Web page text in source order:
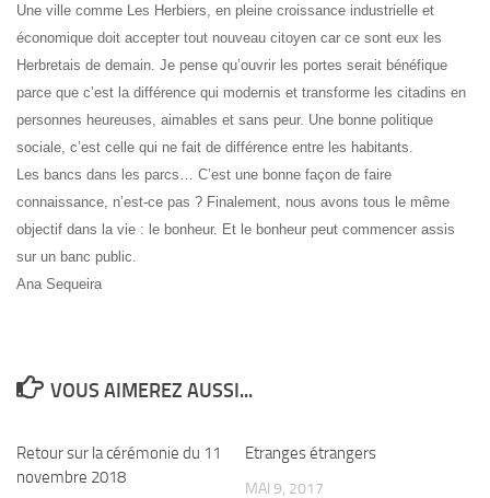
Une ville comme Les Herbiers, en pleine croissance industrielle et
économique doit accepter tout nouveau citoyen car ce sont eux les
Herbretais de demain. Je pense qu’ouvrir les portes serait bénéfique
parce que c’est la différence qui modernis et transforme les citadins en
personnes heureuses, aimables et sans peur. Une bonne politique
sociale, c’est celle qui ne fait de différence entre les habitants.
Les bancs dans les parcs… C’est une bonne façon de faire
connaissance, n’est-ce pas ? Finalement, nous avons tous le même
objectif dans la vie : le bonheur. Et le bonheur peut commencer assis
sur un banc public.
Ana Sequeira
VOUS AIMEREZ AUSSI...
Retour sur la cérémonie du 11
novembre 2018
Etranges étrangers
MAI 9, 2017